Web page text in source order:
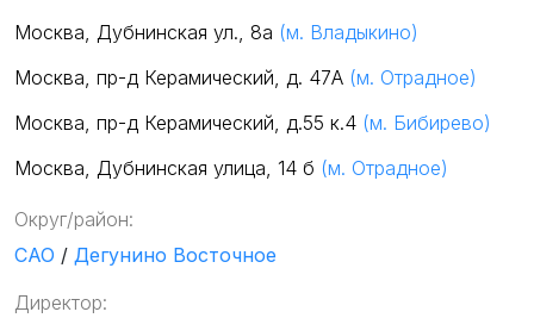
Москва, Дубнинская ул., 8а (м. Владыкино)
Москва, пр-д Керамический, д. 47А (м. Отрадное)
Москва, пр-д Керамический, д.55 к.4 (м. Бибирево)
Москва, Дубнинская улица, 14 б (м. Отрадное)
Округ/район:
САО / Дегунино Восточное
Директор: